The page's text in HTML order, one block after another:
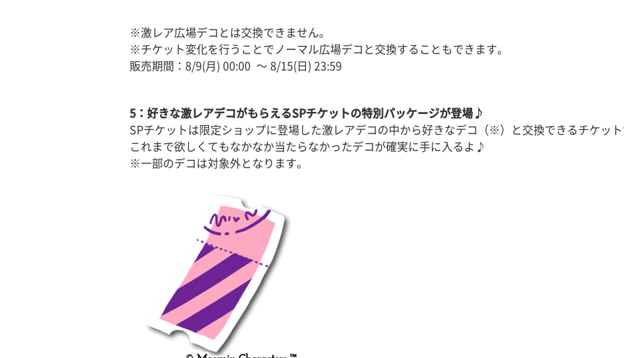
※激レア広場デコとは交換できません。
※チケット変化を行うことでノーマル広場デコと交換することもできます。
販売期間：8/9(月) 00:00 〜 8/15(日) 23:59
5：好きな激レアデコがもらえるSPチケットの特別パッケージが登場♪
SPチケットは限定ショップに登場した激レアデコの中から好きなデコ（※）と交換できるチケッ
これまで欲しくてもなかなか当たらなかったデコが確実に手に入るよ♪
※一部のデコは対象外となります。